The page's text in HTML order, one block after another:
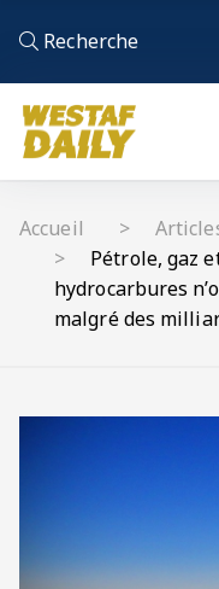
Recherche
Accueil
Pétrole, gaz
hydrocarbures
malgré des